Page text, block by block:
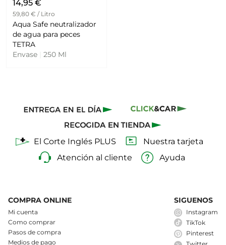
14,95 €
59,80 € / Litro
Aqua Safe neutralizador
de agua para peces
TETRA
Envase
250 Ml
El Corte Inglés PLUS
Nuestra tarjeta
Atención al cliente
Ayuda
COMPRA ONLINE
Mi cuenta
Como comprar
Pasos de compra
Medios de pago
SIGUENOS
Instagram
TikTok
Pinterest